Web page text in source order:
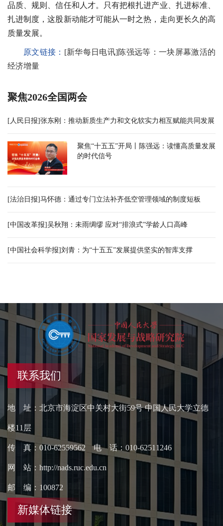
品质、规则、信任和人才。只有把根扎进产业、扎进标准、
扎进制度，这股新动能才可能从一时之热，走向更长久的高
质量发展。
原文链接： [新华每日电讯]陈强远等：一块屏幕激活的
经济增量
聚焦2026全国两会
[人民日报]张东刚：推动新质生产力和文化软实力相互赋能共同发展
聚焦“十五五”开局丨陈强远：读懂高质量发展
的时代信号
[法治日报]马怀德：通过专门立法补齐低空管理领域的制度短板
[中国改革报]吴秋翔：未雨绸缪 应对“排浪式”学龄人口高峰
[中国社会科学报]刘青：为“十五五”发展提供坚实的智库支撑
联系我们
地 址：北京市海淀区中关村大街59号 中国人民大学立德
楼11层
传 真：010-62559562 电 话：010-62511246
网 站：http://nads.ruc.edu.cn
邮 编：100872
新媒体链接